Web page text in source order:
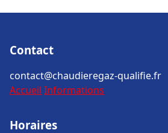
Contact
contact@chaudieregaz-qualifie.fr
Accueil Informations
Horaires